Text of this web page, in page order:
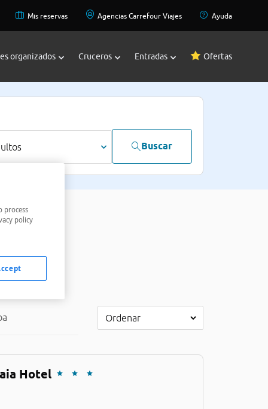
Mis reservas Agencias Carrefour Viajes Ayuda
organizados Cruceros Entradas Ofertas
Buscar
Hotel
process
policy